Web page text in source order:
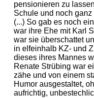
pensionieren zu
Schule und noch
(...) So gab es noch
war ihre Ehe mit Karl
war sie überschattet
in elfeinhalb KZ- und
dieses ihres Mannes
Renate Strübing war
zähe und von einem
Humor ausgestaltet,
aufrichtig,